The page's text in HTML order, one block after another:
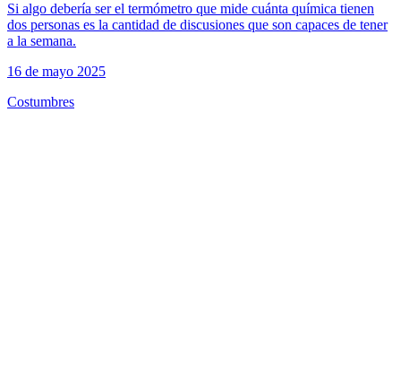
Si algo debería ser el termómetro que mide cuánta química tienen
dos personas es la cantidad de discusiones que son capaces de tener
a la semana.
16 de mayo 2025
Costumbres